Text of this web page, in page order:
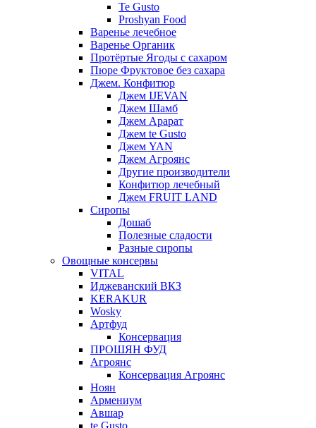
Te Gusto
Proshyan Food
Варенье лечебное
Варенье Органик
Протёртые Ягоды с сахаром
Пюре Фруктовое без сахара
Джем. Конфитюр
Джем IJEVAN
Джем Шамб
Джем Арарат
Джем te Gusto
Джем YAN
Джем Агроянс
Другие производители
Конфитюр лечебный
Джем FRUIT LAND
Сиропы
Дошаб
Полезные сладости
Разные сиропы
Овощные консервы
VITAL
Иджеванский ВКЗ
KERAKUR
Wosky
Артфуд
Консервация
ПРОШЯН ФУД
Агроянс
Консервация Агроянс
Ноян
Армениум
Авшар
te Gusto